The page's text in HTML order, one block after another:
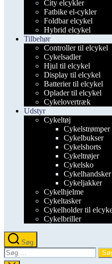
City elcykler
Fatbike el-cykler
Foldbar elcykel
Hybrid elcykel
Tilbehør
Controller til elcykel
Cykelsadler
Hjul til elcykel
Display til elcykel
Batterier til elcykel
Oplader til elcykel
Cykelovertræk
Udstyr
Cykeltøj
Cykelstrømper
Cykelbukser
Cykelshorts
Cykeltrøjer
Cykelsko
Cykelhandsker
Cykeljakker
Cykelhjelme
Cykeltasker
Cykelholder til
Cykelbriller
Søg
Søg
efter: